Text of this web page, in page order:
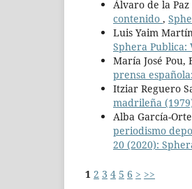
Álvaro de la Paz
contenido ,
Luis Yaim
Sphera Publica:
María José Pou,
prensa
Itziar Reguero
madrileña
Alba García-
periodismo
20 (2020):
1 2 3 4 5 6 > >>